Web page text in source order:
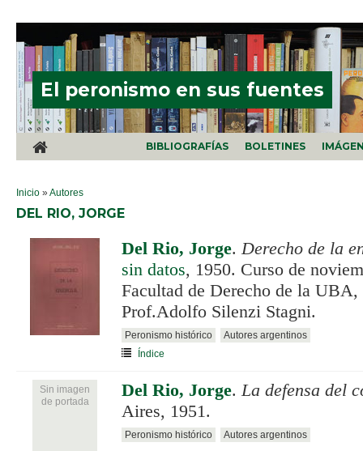
El peronismo en sus fuentes
BIBLIOGRAFÍAS BOLETINES
SE ENCUENTRA USTED AQUÍ
Inicio »Autores
DEL RIO, JORGE
Del Rio, Jorge.Derecho de la
sin datos, 1950. Curso de
Facultad de Derecho de la
Prof.Adolfo Silenzi Stagni.
Peronismo histórico
Autores argentinos
Índice
Sin imagen
de portada
Del Rio, Jorge.La defensa del
Aires, 1951.
Peronismo histórico Autores argentinos